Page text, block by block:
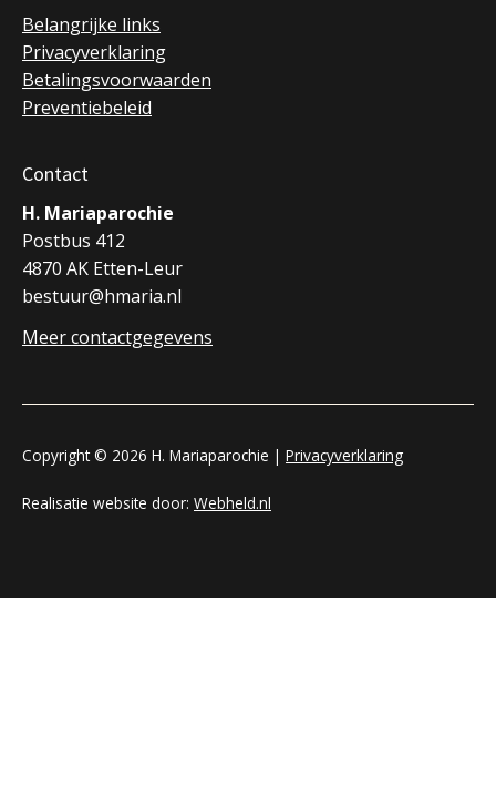
Belangrijke links
Privacyverklaring
Betalingsvoorwaarden
Preventiebeleid
Contact
H. Mariaparochie
Postbus 412
4870 AK Etten-Leur
bestuur@hmaria.nl
Meer contactgegevens
Copyright © 2026 H. Mariaparochie | Privacyverklaring
Realisatie website door: Webheld.nl